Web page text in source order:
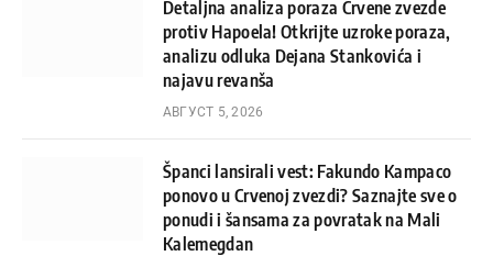
Detaljna analiza poraza Crvene zvezde
protiv Hapoela! Otkrijte uzroke poraza,
analizu odluka Dejana Stankovića i
najavu revanša
АВГУСТ 5, 2026
Španci lansirali vest: Fakundo Kampaco
ponovo u Crvenoj zvezdi? Saznajte sve o
ponudi i šansama za povratak na Mali
Kalemegdan